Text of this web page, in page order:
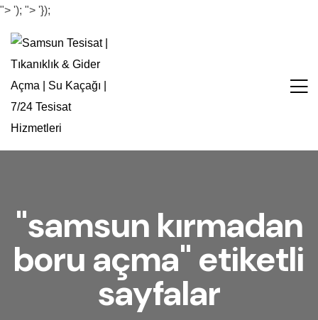
"> '); "> '});
"samsun kırmadan
boru açma" etiketli
sayfalar